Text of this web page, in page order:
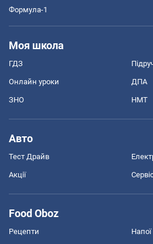
Формула-1
Моя школа
ГДЗ
Онлайн уроки ДПА
ЗНО НМТ
Авто
Тест Драйв
Акції
Food Oboz
Рецепти Напої